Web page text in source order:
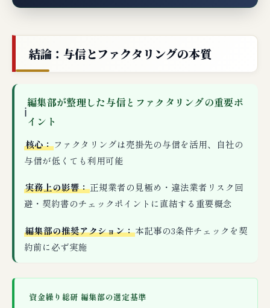
結論：与信とファクタリングの本質
ℹ
編集部が整理した与信とファクタリングの重要ポ
イント
核心： ファクタリングは売掛先の与信を活用、自社の
与信が低くても利用可能
実務上の影響：正規業者の見極め・違法業者リスク回
避・契約書のチェックポイントに直結する重要概念
編集部の推奨アクション：本記事の3条件チェックを契
約前に必ず実施
資金繰り総研 編集部の選定基準